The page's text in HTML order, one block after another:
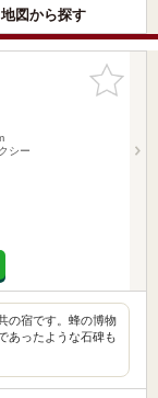
地図から探す
お気に入
りに追加
シー
の宿です。蜂の博物
あったような石碑も